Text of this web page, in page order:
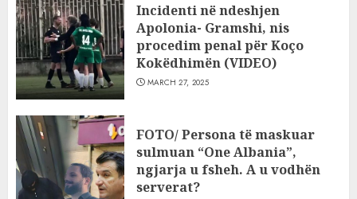
Incidenti në ndeshjen
Apolonia- Gramshi, nis
procedim penal për Koço
Kokëdhimën (VIDEO)
MARCH 27, 2025
FOTO/ Persona të maskuar
sulmuan “One Albania”,
ngjarja u fsheh. A u vodhën
serverat?